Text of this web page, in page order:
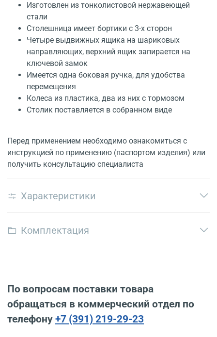
Изготовлен из тонколистовой нержавеющей
стали
Столешница имеет бортики с 3-х сторон
Четыре выдвижных ящика на шариковых
направляющих, верхний ящик запирается на
ключевой замок
Имеется одна боковая ручка, для удобства
перемещения
Колеса из пластика, два из них с тормозом
Столик поставляется в собранном виде
Перед применением необходимо ознакомиться с
инструкцией по применению (паспортом изделия) или
получить консультацию специалиста
Характеристики
Комплектация
По вопросам поставки товара
обращаться в коммерческий отдел по
телефону +7 (391) 219-29-23